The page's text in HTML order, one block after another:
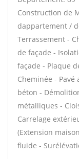
Construction de
dappartement /
Terrassement -
de façade -
façade - Plaque
Cheminée -
béton -
métalliques -
Carrelage
(Extension
fluide -